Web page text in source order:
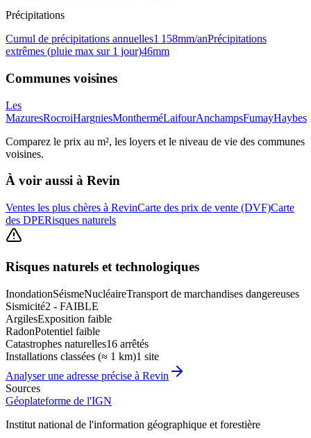
Précipitations
Cumul de précipitations annuelles1 158mm/anPrécipitations
extrêmes (pluie max sur 1 jour)46mm
Communes voisines
Les
MazuresRocroiHargniesMontherméLaifourAnchampsFumayHaybes
Comparez le prix au m², les loyers et le niveau de vie des communes
voisines.
À voir aussi à Revin
Ventes les plus chères à RevinCarte des prix de vente (DVF)Carte
des DPERisques naturels
Risques naturels et technologiques
InondationSéismeNucléaireTransport de marchandises dangereuses
Sismicité2 - FAIBLE
ArgilesExposition faible
RadonPotentiel faible
Catastrophes naturelles16 arrêtés
Installations classées (≈ 1 km)1 site
Analyser une adresse précise à Revin
Sources
Géoplateforme de l'IGN
Institut national de l'information géographique et forestière